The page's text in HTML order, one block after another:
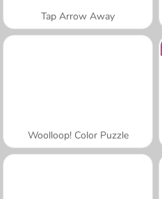
Tap Arrow Away
Woolloop! Color Puzzle